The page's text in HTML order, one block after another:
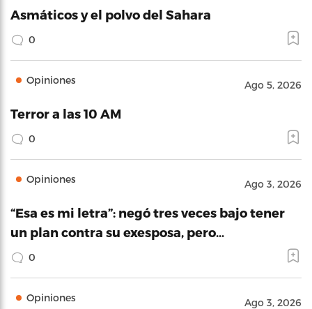
Asmáticos y el polvo del Sahara
0
Opiniones Ago 5, 2026
Terror a las 10 AM
0
Opiniones Ago 3, 2026
“Esa es mi letra”: negó tres veces bajo tener
un plan contra su exesposa, pero…
0
Opiniones Ago 3, 2026